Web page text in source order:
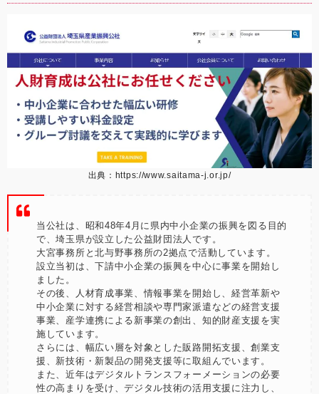
出典： https://www.saitama-j.or.jp/
当公社は、昭和48年4月に県内中小企業の振興を図る目的
で、埼玉県が設立した公益財団法人です。
大宮事務所と北与野事務所の2拠点で活動しています。
設立当初は、下請中小企業の振興を中心に事業を開始し
ました。
その後、人材育成事業、情報事業を開始し、経営革新や
中小企業に対する経営相談や専門家派遣などの経営支援
事業、産学連携による新事業の創出、知的財産支援を実
施しています。
さらには、幅広い層を対象とした販路開拓支援、創業支
援、新技術・新製品の開発支援等に取組んでいます。
また、近年はデジタルトランスフォーメーションの必要
性の高まりを受け、デジタル技術の活用支援に注力し、